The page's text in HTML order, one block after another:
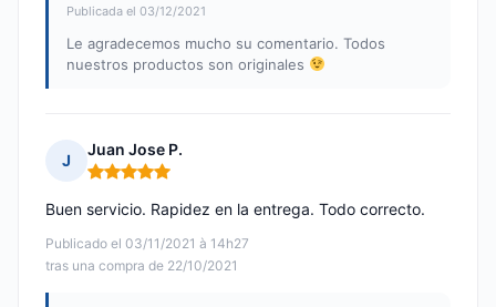
Publicada el 03/12/2021
Le agradecemos mucho su comentario. Todos
nuestros productos son originales
J
Juan Jose P.
Nota: 5 de 5
Publicado el 03/11/2021 à 14h27
tras una compra de 22/10/2021
Buen servicio. Rapidez en la entrega. Todo correcto.